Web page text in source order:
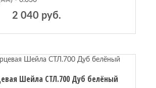
2 040 руб.
Шейла СТЛ.700 Дуб белёный